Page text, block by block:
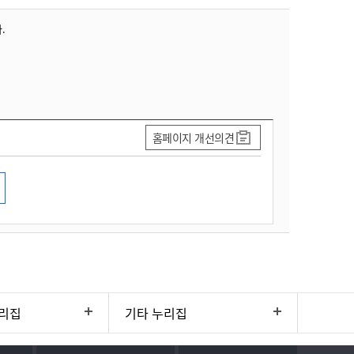
.
홈페이지 개선의견
집 기타 누리집